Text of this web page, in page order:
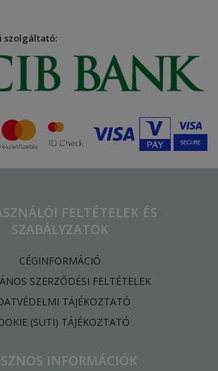
szolgáltató:
FELTÉTELEK ÉS
SZABÁLYZATOK
CÉGINFORMÁCIÓ
SZERZŐDÉSI FELTÉTELEK
TÁJÉKOZTATÓ
(SÜTI) TÁJÉKOZTATÓ
INFORMÁCIÓK